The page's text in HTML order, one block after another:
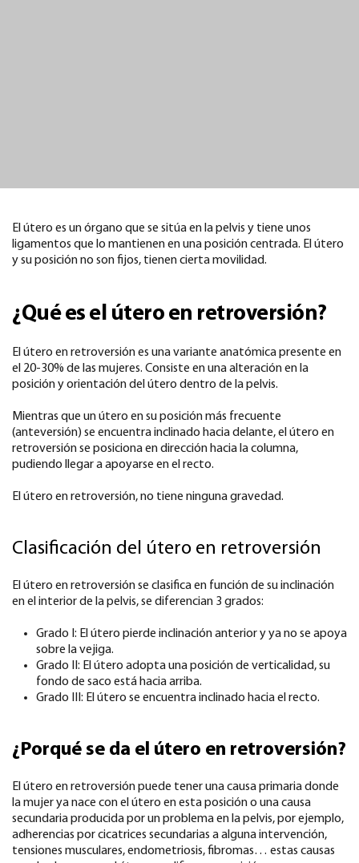
El útero es un órgano que se sitúa en la pelvis y tiene unos
ligamentos que lo mantienen en una posición centrada. El útero
y su posición no son fijos, tienen cierta movilidad.
¿Qué es el útero en retroversión?
El útero en retroversión es una variante anatómica presente en
el 20-30% de las mujeres. Consiste en una alteración en la
posición y orientación del útero dentro de la pelvis.
Mientras que un útero en su posición más frecuente
(anteversión) se encuentra inclinado hacia delante, el útero en
retroversión se posiciona en dirección hacia la columna,
pudiendo llegar a apoyarse en el recto.
El útero en retroversión, no tiene ninguna gravedad.
Clasificación del útero en retroversión
El útero en retroversión se clasifica en función de su inclinación
en el interior de la pelvis, se diferencian 3 grados:
Grado I: El útero pierde inclinación anterior y ya no se apoya
sobre la vejiga.
Grado II: El útero adopta una posición de verticalidad, su
fondo de saco está hacia arriba.
Grado III: El útero se encuentra inclinado hacia el recto.
¿Porqué se da el útero en retroversión?
El útero en retroversión puede tener una causa primaria donde
la mujer ya nace con el útero en esta posición o una causa
secundaria producida por un problema en la pelvis, por ejemplo,
adherencias por cicatrices secundarias a alguna intervención,
tensiones musculares, endometriosis, fibromas… estas causas